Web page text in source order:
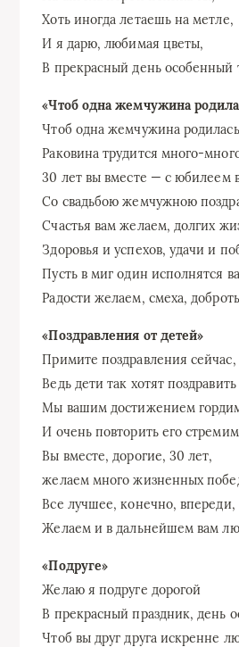
Хоть иногда летаешь на метле,
И я дарю, любимая цветы,
В прекрасный день особенный
«Чтоб одна жемчужина
Чтоб одна жемчужина
Раковина трудится много-
30 лет вы вместе — с юбилеем
Со свадьбою жемчужною
Счастья вам желаем, долгих
Здоровья и успехов, удачи и
Пусть в миг один исполнятся
Радости желаем, смеха,
«Поздравления от детей»
Примите поздравления сейчас,
Ведь дети так хотят поздравить
Мы вашим достижением
И очень повторить его
Вы вместе, дорогие, 30 лет,
желаем много жизненных
Все лучшее, конечно, впереди,
Желаем и в дальнейшем вам
«Подруге»
Желаю я подруге дорогой
В прекрасный праздник, день
Чтоб вы друг друга искренне